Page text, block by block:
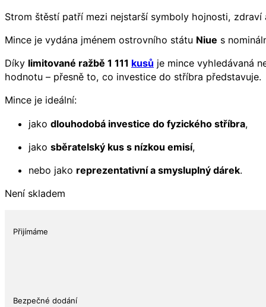
Strom štěstí patří mezi nejstarší symboly hojnosti,
Mince je vydána jménem ostrovního státu Niue s
Díky limitované ražbě 1 111 kusů je mince vyhledávaná
hodnotu – přesně to, co investice do stříbra představuje.
Mince je ideální:
jako dlouhodobá investice do fyzického stříbra,
jako sběratelský kus s nízkou emisí,
nebo jako reprezentativní a smysluplný dárek.
Není skladem
Přijímáme
Bezpečné dodání